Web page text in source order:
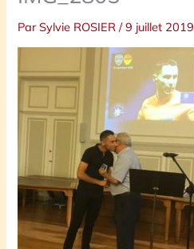
ParSylvie ROSIER/9 juillet 2019